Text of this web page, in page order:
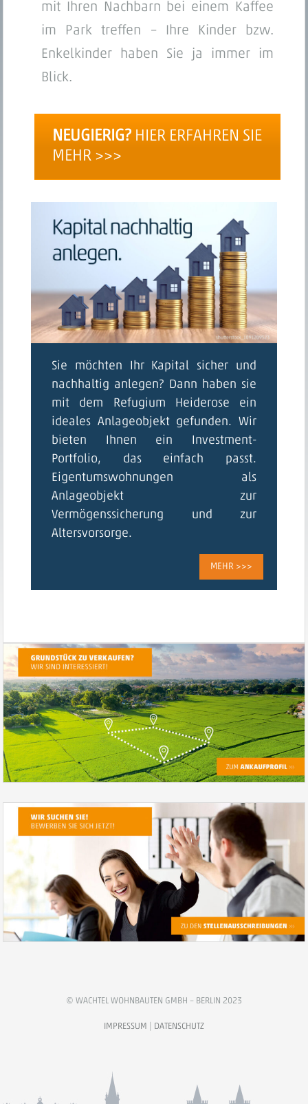
mit Ihren Nachbarn bei einem Kaffee
im Park treffen – Ihre Kinder bzw.
Enkelkinder haben Sie ja immer im
Blick.
NEUGIERIG? HIER ERFAHREN SIE
MEHR >>>
Sie möchten Ihr Kapital sicher und
nachhaltig anlegen? Dann haben sie
mit dem Refugium Heiderose ein
ideales Anlageobjekt gefunden. Wir
bieten Ihnen ein Investment-
Portfolio, das einfach passt.
Eigentumswohnungen als
Anlageobjekt zur
Vermögenssicherung und zur
Altersvorsorge.
MEHR >>>
© WACHTEL WOHNBAUTEN GMBH – BERLIN 2023
IMPRESSUM DATENSCHUTZ